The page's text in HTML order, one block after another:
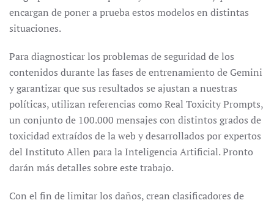
encargan de poner a prueba estos modelos en distintas
situaciones.
Para diagnosticar los problemas de seguridad de los
contenidos durante las fases de entrenamiento de Gemini
y garantizar que sus resultados se ajustan a nuestras
políticas, utilizan referencias como Real Toxicity Prompts,
un conjunto de 100.000 mensajes con distintos grados de
toxicidad extraídos de la web y desarrollados por expertos
del Instituto Allen para la Inteligencia Artificial. Pronto
darán más detalles sobre este trabajo.
Con el fin de limitar los daños, crean clasificadores de